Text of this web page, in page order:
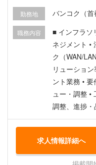
備
勤務地 バンコク（首
職務内容
■ インフラソ
ネジメント •
ク（WAN/
リューショ
ント業務 •
ュー・調整 •
調整、進捗・品質管理 ■ グロ
クトの推進 •
ウド構築プ
英語話者との
の定例会議
求人情報詳細へ